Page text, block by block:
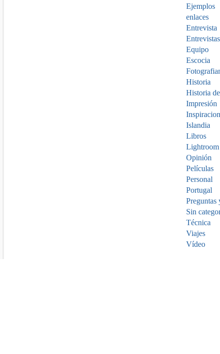
Ejemplos
enlaces
Entrevista
Entrevistas
Equipo
Escocia
Historia
Historia
Impresión
Islandia
Libros
Lightroom
Opinión
Películas
Personal
Portugal
Preguntas
Sin
Técnica
Viajes
Vídeo